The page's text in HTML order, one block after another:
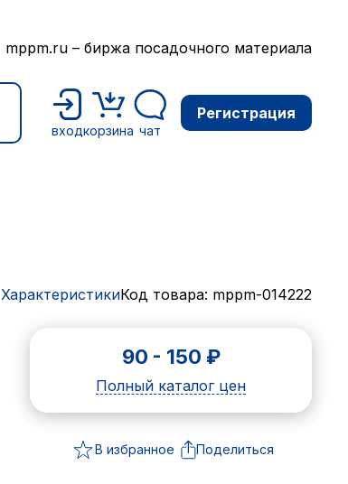
mppm.ru – биржа посадочного материала
входкорзина чат
Регистрация
ХарактеристикиКод товара: mppm-014222
90 - 150 ₽
Полный каталог цен
В избранное Поделиться